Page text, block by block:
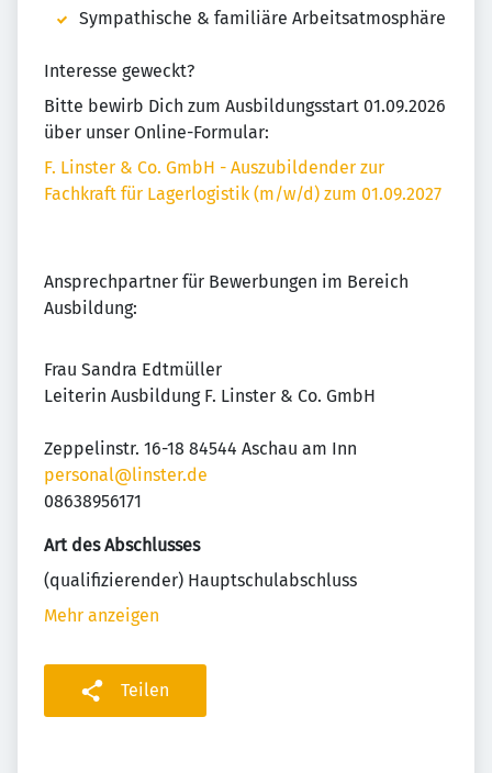
Sympathische & familiäre Arbeitsatmosphäre
Interesse geweckt?
Bitte bewirb Dich zum Ausbildungsstart 01.09.2026
über unser Online-Formular:
F. Linster & Co. GmbH - Auszubildender zur
Fachkraft für Lagerlogistik (m/w/d) zum 01.09.2027
Ansprechpartner für Bewerbungen im Bereich
Ausbildung:
Frau Sandra Edtmüller
Leiterin Ausbildung F. Linster & Co. GmbH
Zeppelinstr. 16-18 84544 Aschau am Inn
personal@linster.de
08638956171
Art des Abschlusses
(qualifizierender) Hauptschulabschluss
Mehr anzeigen
Teilen